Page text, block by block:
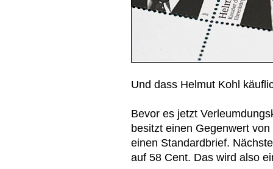
Und dass Helmut Kohl
Bevor es jetzt
besitzt einen Gegenwert
einen Standardbrief.
auf 58 Cent. Das wird also